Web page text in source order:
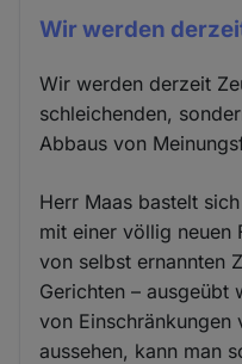
Wir werden
Wir werden derzeit
schleichenden,
Abbaus von
Herr Maas bastelt
mit einer völlig neuen
von selbst ernannten
Gerichten – ausgeübt
von Einschränkungen
aussehen, kann man